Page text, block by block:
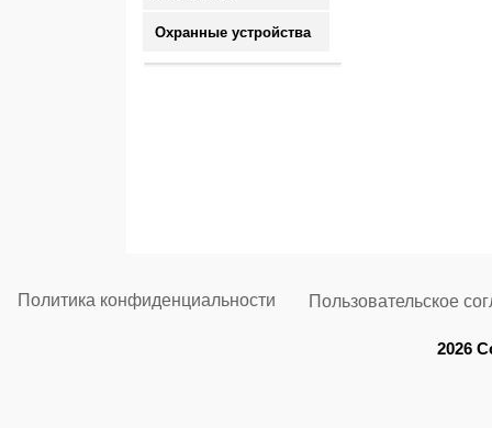
Охранные устройства
Политика конфиденциальности Пользовательское
2026